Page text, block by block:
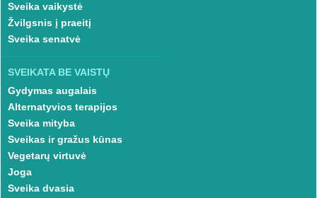
Sveika vaikystė
Žvilgsnis į praeitį
Sveika senatvė
SVEIKATA BE VAISTŲ
Gydymas augalais
Alternatyvios terapijos
Sveika mityba
Sveikas ir gražus kūnas
Vegetarų virtuvė
Joga
Sveika dvasia